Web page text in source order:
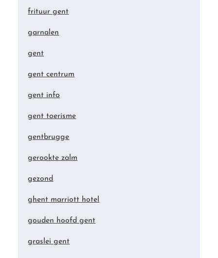
frituur gent
garnalen
gent
gent centrum
gent info
gent toerisme
gentbrugge
gerookte zalm
gezond
ghent marriott hotel
gouden hoofd gent
graslei gent